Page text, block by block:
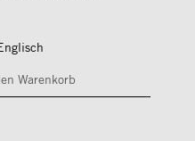
Warenkorb